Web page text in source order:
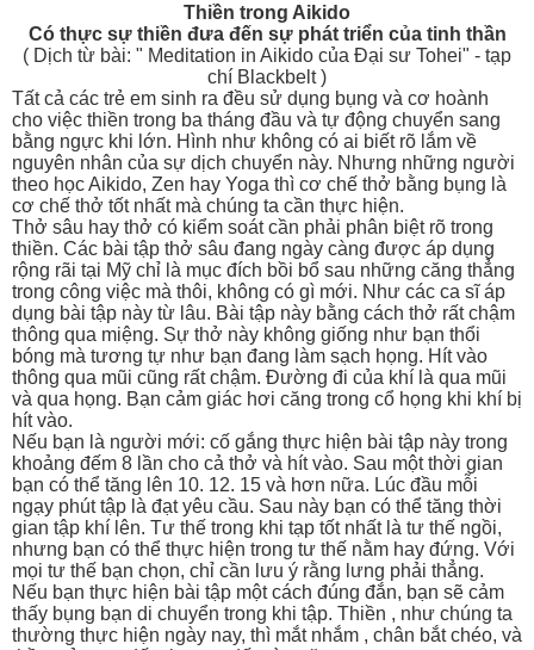
Thiền trong Aikido
Có thực sự thiền đưa đến sự phát triển của tinh thần
( Dịch từ bài: " Meditation in Aikido của Đại sư Tohei" - tạp
chí Blackbelt )
Tất cả các trẻ em sinh ra đều sử dụng bụng và cơ hoành
cho việc thiền trong ba tháng đầu và tự động chuyển sang
bằng ngực khi lớn. Hình như không có ai biết rõ lắm về
nguyên nhân của sự dịch chuyển này. Nhưng những người
theo học Aikido, Zen hay Yoga thì cơ chế thở bằng bụng là
cơ chế thở tốt nhất mà chúng ta cần thực hiện.
Thở sâu hay thở có kiểm soát cần phải phân biệt rõ trong
thiền. Các bài tập thở sâu đang ngày càng được áp dụng
rộng rãi tại Mỹ chỉ là mục đích bồi bổ sau những căng thẳng
trong công việc mà thôi, không có gì mới. Như các ca sĩ áp
dụng bài tập này từ lâu. Bài tập này bằng cách thở rất chậm
thông qua miệng. Sự thở này không giống như bạn thổi
bóng mà tương tự như bạn đang làm sạch họng. Hít vào
thông qua mũi cũng rất chậm. Đường đi của khí là qua mũi
và qua họng. Bạn cảm giác hơi căng trong cổ họng khi khí bị
hít vào.
Nếu bạn là người mới: cố gắng thực hiện bài tập này trong
khoảng đếm 8 lần cho cả thở và hít vào. Sau một thời gian
bạn có thể tăng lên 10. 12. 15 và hơn nữa. Lúc đầu mỗi
ngạy phút tập là đạt yêu cầu. Sau này bạn có thể tăng thời
gian tập khí lên. Tư thế trong khi tạp tốt nhất là tư thế ngồi,
nhưng bạn có thể thực hiện trong tư thế nằm hay đứng. Với
mọi tư thế bạn chọn, chỉ cần lưu ý rằng lưng phải thẳng.
Nếu bạn thực hiện bài tập một cách đúng đắn, bạn sẽ cảm
thấy bụng bạn di chuyển trong khi tập. Thiền , như chúng ta
thường thực hiện ngày nay, thì mắt nhắm , chân bắt chéo, và